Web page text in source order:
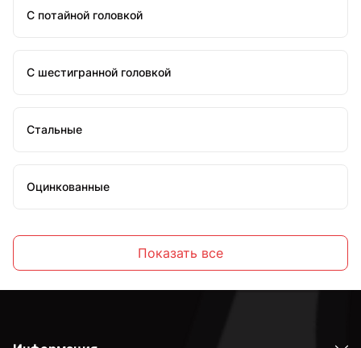
С потайной головкой
С шестигранной головкой
Стальные
Оцинкованные
Показать все